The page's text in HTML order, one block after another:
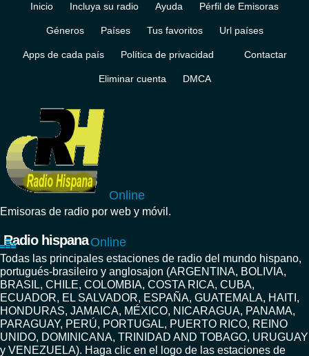
Inicio Incluya su radio Ayuda Pérfil de Emisoras
Géneros Países Tus favoritos Url países
Apps de cada país Política de privacidad Contactar
Eliminar cuenta DMCA
Online
Emisoras de radio por web y móvil.
Radio hispana Online
Todas las principales estaciones de radio del mundo hispano,
portugués-brasileiro y anglosajon (ARGENTINA, BOLIVIA,
BRASIL, CHILE, COLOMBIA, COSTA RICA, CUBA,
ECUADOR, EL SALVADOR, ESPAÑA, GUATEMALA, HAITI,
HONDURAS, JAMAICA, MÉXICO, NICARAGUA, PANAMA,
PARAGUAY, PERÚ, PORTUGAL, PUERTO RICO, REINO
UNIDO, DOMINICANA, TRINIDAD AND TOBAGO, URUGUAY
y VENEZUELA). Haga clic en el logo de las estaciones de